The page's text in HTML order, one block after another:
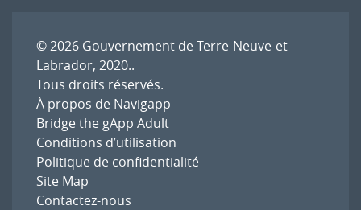
© 2026 Gouvernement de Terre-Neuve-et-
Labrador, 2020..
Tous droits réservés.
À propos de Navigapp
Bridge the gApp Adult
Conditions d’utilisation
Politique de confidentialité
Site Map
Contactez-nous